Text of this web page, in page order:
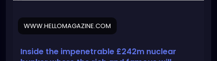
WWW.HELLOMAGAZINE.COM
Inside the impenetrable £242m nuclear